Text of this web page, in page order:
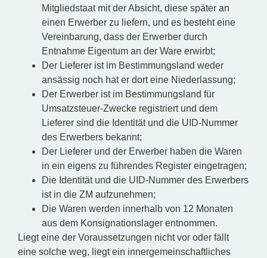
Mitgliedstaat mit der Absicht, diese später an
einen Erwerber zu liefern, und es besteht eine
Vereinbarung, dass der Erwerber durch
Entnahme Eigentum an der Ware erwirbt;
Der Lieferer ist im Bestimmungsland weder
ansässig noch hat er dort eine Niederlassung;
Der Erwerber ist im Bestimmungsland für
Umsatzsteuer-Zwecke registriert und dem
Lieferer sind die Identität und die UID-Nummer
des Erwerbers bekannt;
Der Lieferer und der Erwerber haben die Waren
in ein eigens zu führendes Register eingetragen;
Die Identität und die UID-Nummer des Erwerbers
ist in die ZM aufzunehmen;
Die Waren werden innerhalb von 12 Monaten
aus dem Konsignationslager entnommen.
Liegt eine der Voraussetzungen nicht vor oder fällt
eine solche weg, liegt ein innergemeinschaftliches